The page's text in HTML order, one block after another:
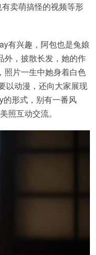
卖萌搞怪的视频等形
有兴趣，阿包也是兔娘
外，披散长发，她的作
照片一生中她身着白色
以动漫，还向大家展现
形式，别有一番风
照互动交流。